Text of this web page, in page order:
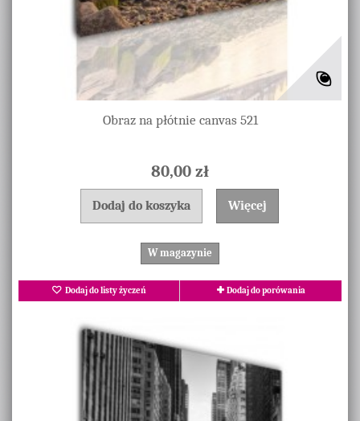
Obraz na płótnie canvas 521
80,00 zł
Dodaj do koszyka Więcej
W magazynie
Dodaj do listy życzeń Dodaj do porówania